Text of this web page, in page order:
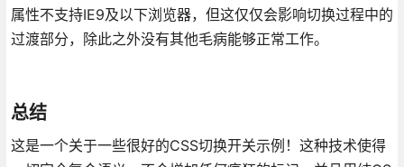
属性不支持IE9及以下浏览器，但这仅仅会影响切换过程中的
过渡部分，除此之外没有其他毛病能够正常工作。
总结
这是一个关于一些很好的CSS切换开关示例！这种技术使得